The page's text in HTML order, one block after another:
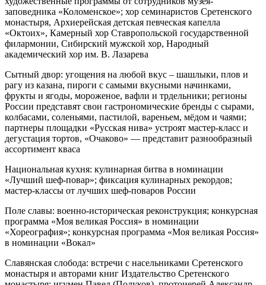
заповедника «Коломенское»; хор семинаристов Сретенского
монастыря, Архиерейская детская певческая капелла
«Октоих», Камерный хор Ставропольской государственной
филармонии, Сибирский мужской хор, Народный
академический хор им. В. Лазарева
Сытный двор: угощения на любой вкус – шашлыки, плов и
рагу из казана, пироги с самыми вкусными начинками,
фрукты и ягоды, мороженое, вафли и трдельники; регионы
России представят свои гастрономические бренды с сырами,
колбасами, соленьями, пастилой, вареньем, мёдом и чаями;
партнеры площадки «Русская нива» устроят мастер-класс и
дегустация тортов, «Очаково» — представит разнообразный
ассортимент кваса
Национальная кухня: кулинарная битва в номинации
«Лучший шеф-повар»; фиксация кулинарных рекордов;
мастер-классы от лучших шеф-поваров России
Поле славы: военно-историческая реконструкция; конкурсная
программа «Моя великая Россия» в номинации
«Хореография»; конкурсная программа «Моя великая Россия»
в номинации «Вокал»
Славянская слобода: встречи с насельниками Сретенского
монастыря и авторами книг Издательство Сретенского